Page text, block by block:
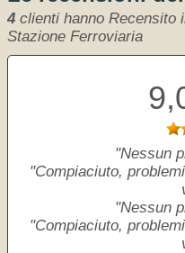
4 clienti hanno Recensito
Stazione Ferroviaria
Nessun
Compiaciuto,
Nessun
Compiaciuto,